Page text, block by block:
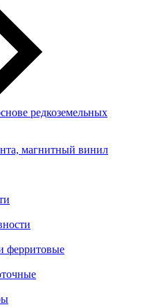
редкоземельных
магнитный винил
ферритовые